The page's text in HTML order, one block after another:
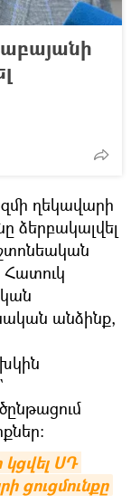
ղեկավարի
ձերբակալվել
Հատուկ
անձինք,
կցվել ՍԴ
ցուցմունքը